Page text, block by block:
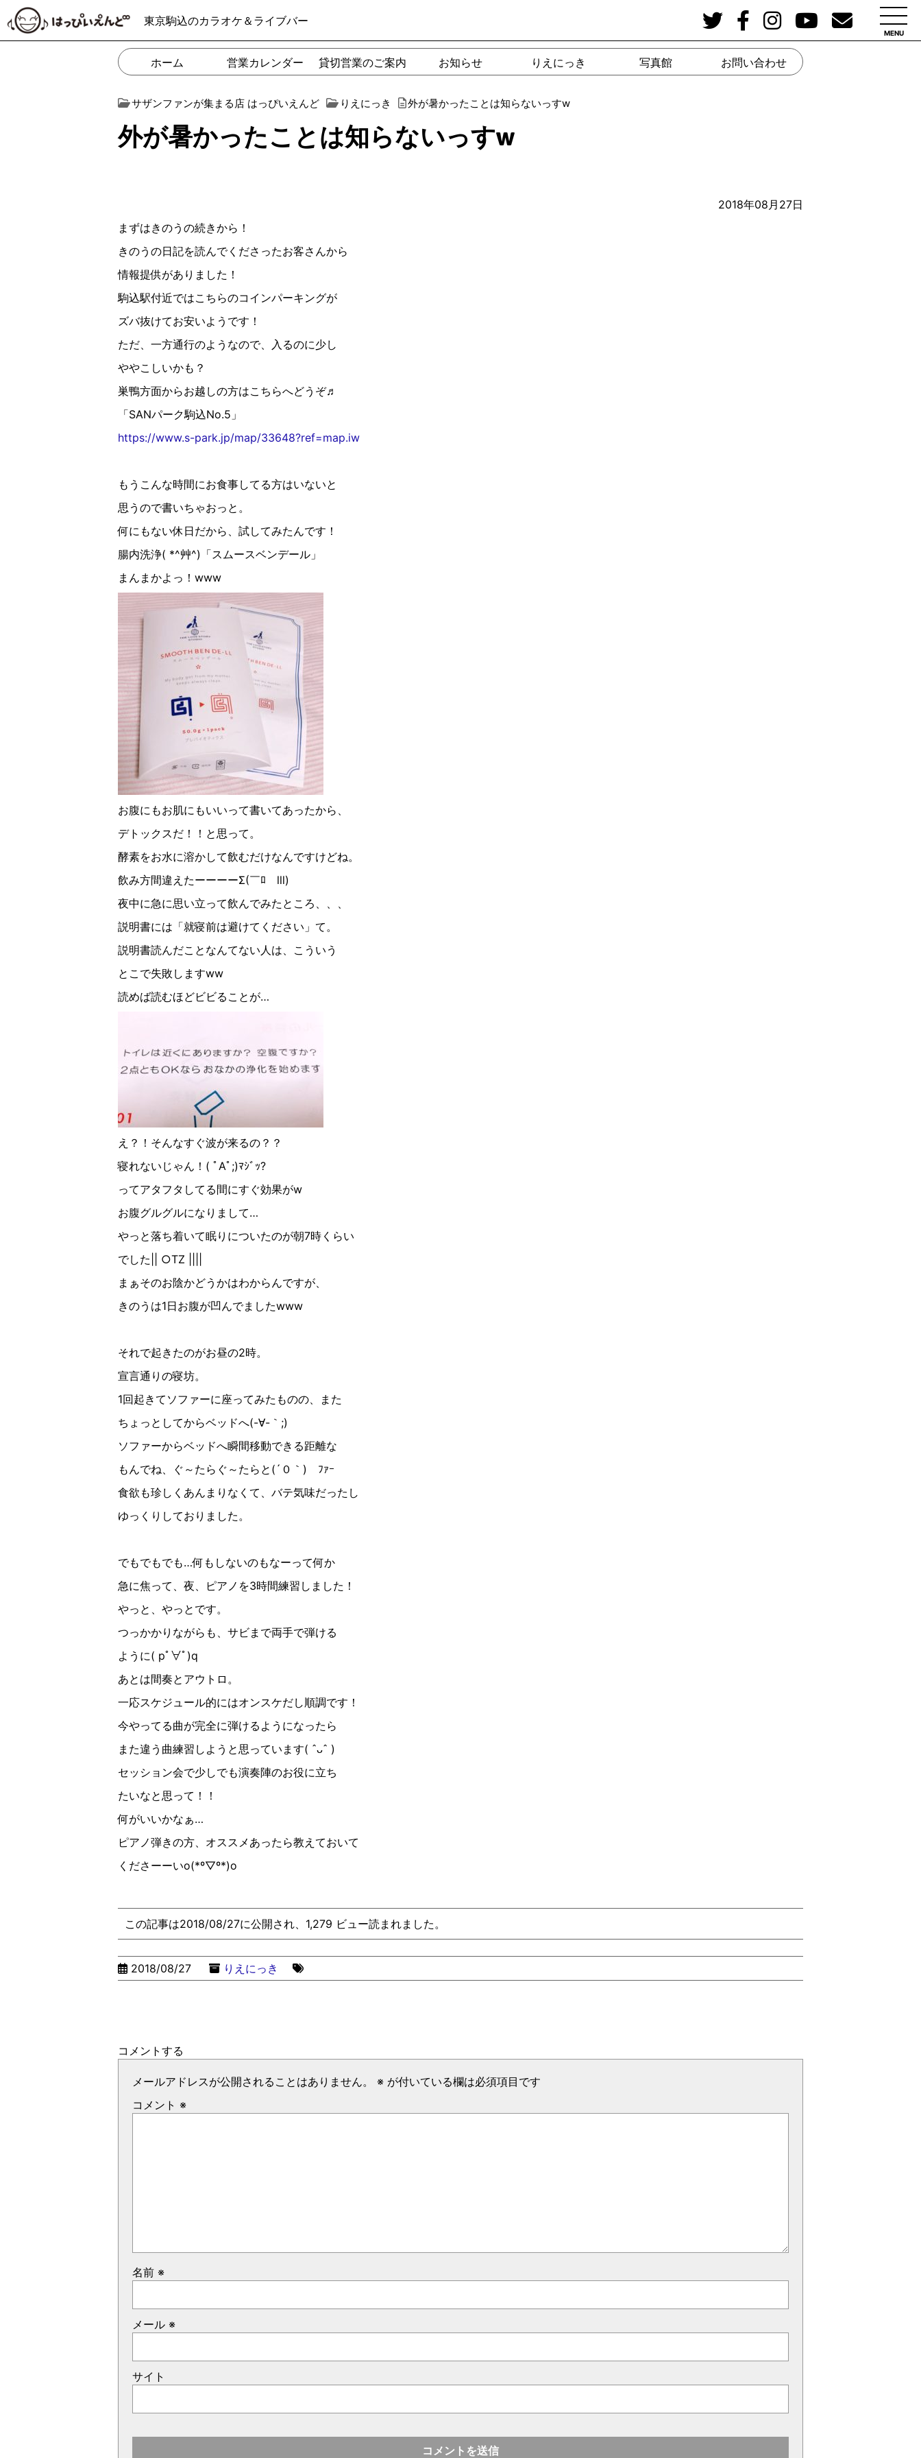
東京駒込のカラオケ＆ライブバー
MENU
ホーム 営業カレンダー 貸切営業のご案内 お知らせ りえにっき 写真館 お問い合わせ
サザンファンが集まる店 はっぴいえんど りえにっき 外が暑かったことは知らないっすw
外が暑かったことは知らないっすw
2018年08月27日
まずはきのうの続きから！
きのうの日記を読んでくださったお客さんから
情報提供がありました！
駒込駅付近ではこちらのコインパーキングが
ズバ抜けてお安いようです！
ただ、一方通行のようなので、入るのに少し
ややこしいかも？
巣鴨方面からお越しの方はこちらへどうぞ♬
「SANパーク駒込No.5」
https://www.s-park.jp/map/33648?ref=map.iw
もうこんな時間にお食事してる方はいないと
思うので書いちゃおっと。
何にもない休日だから、試してみたんです！
腸内洗浄( *^艸^)「スムースベンデール」
まんまかよっ！www
お腹にもお肌にもいいって書いてあったから、
デトックスだ！！と思って。
酵素をお水に溶かして飲むだけなんですけどね。
飲み方間違えたーーーーΣ(￣ﾛ￣lll)
夜中に急に思い立って飲んでみたところ、、、
説明書には「就寝前は避けてください」て。
説明書読んだことなんてない人は、こういう
とこで失敗しますww
読めば読むほどビビることが…
え？！そんなすぐ波が来るの？？
寝れないじゃん！( ﾟAﾟ;)ﾏｼﾞｯ?
ってアタフタしてる間にすぐ効果がw
お腹グルグルになりまして…
やっと落ち着いて眠りについたのが朝7時くらい
でした|| ○︎TZ ||||
まぁそのお陰かどうかはわからんですが、
きのうは1日お腹が凹んでましたwww
それで起きたのがお昼の2時。
宣言通りの寝坊。
1回起きてソファーに座ってみたものの、また
ちょっとしてからベッドへ(-∀︎-｀;)
ソファーからベッドへ瞬間移動できる距離な
もんでね、ぐ～たらぐ～たらと(´０｀)ゞﾌｧｰ
食欲も珍しくあんまりなくて、バテ気味だったし
ゆっくりしておりました。
でもでもでも…何もしないのもなーって何か
急に焦って、夜、ピアノを3時間練習しました！
やっと、やっとです。
つっかかりながらも、サビまで両手で弾ける
ように( pﾟ∀ﾟ︎)q
あとは間奏とアウトロ。
一応スケジュール的にはオンスケだし順調です！
今やってる曲が完全に弾けるようになったら
また違う曲練習しようと思っています( ˆᴗˆ )
セッション会で少しでも演奏陣のお役に立ち
たいなと思って！！
何がいいかなぁ…
ピアノ弾きの方、オススメあったら教えておいて
くださーーいo(*º▽︎º*)o
この記事は2018/08/27に公開され、1,279 ビュー読まれました。
2018/08/27 りえにっき
コメントする
メールアドレスが公開されることはありません。 ※ が付いている欄は必須項目です
コメント ※
名前 ※
メール ※
サイト